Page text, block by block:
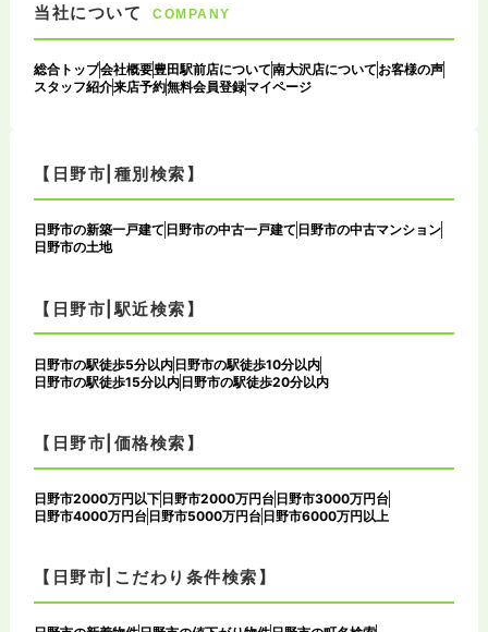
当社について COMPANY
総合トップ会社概要豊田駅前店について南大沢店について お客様の声
スタッフ紹介来店予約無料会員登録マイページ
【日野市|種別検索】
日野市の新築一戸建て 日野市の中古一戸建て 日野市の中古マンション
日野市の土地
【日野市|駅近検索】
日野市の駅徒歩5分以内日野市の駅徒歩10分以内
日野市の駅徒歩15分以内日野市の駅徒歩20分以内
【日野市|価格検索】
日野市2000万円以下 日野市2000万円台 日野市3000万円台
日野市4000万円台 日野市5000万円台 日野市6000万円以上
【日野市|こだわり条件検索】